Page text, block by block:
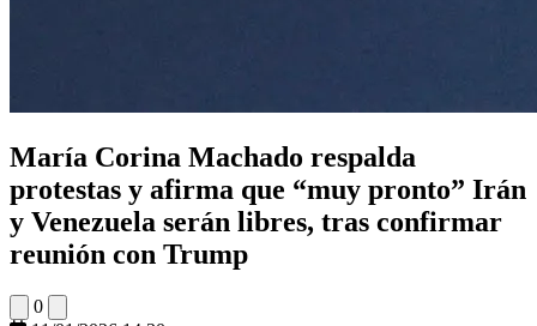
María Corina Machado respalda
protestas y afirma que “muy pronto” Irán
y Venezuela serán libres, tras confirmar
reunión con Trump
0